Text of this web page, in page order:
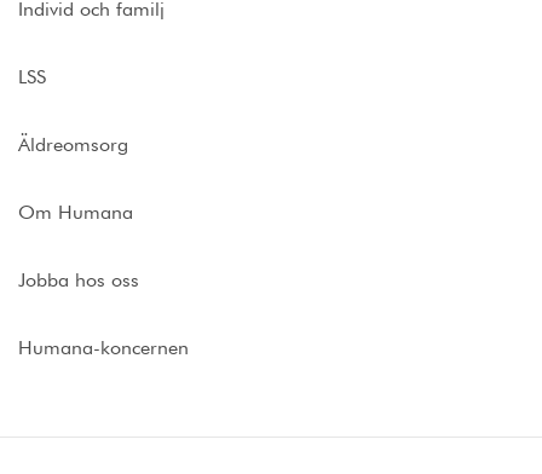
Individ och familj
LSS
Äldreomsorg
Om Humana
Jobba hos oss
Humana-koncernen